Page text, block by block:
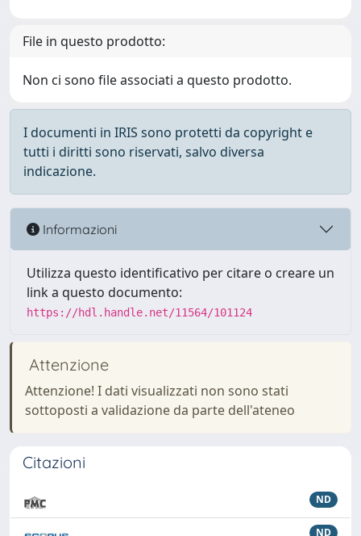
File in questo prodotto:
Non ci sono file associati a questo prodotto.
I documenti in IRIS sono protetti da copyright e
tutti i diritti sono riservati, salvo diversa
indicazione.
Informazioni
Utilizza questo identificativo per citare o creare un
link a questo documento:
https://hdl.handle.net/11564/101124
Attenzione
Attenzione! I dati visualizzati non sono stati
sottoposti a validazione da parte dell'ateneo
Citazioni
ND
ND